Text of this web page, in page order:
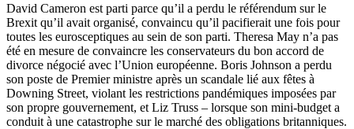
David Cameron est parti parce qu’il a perdu le référendum sur le
Brexit qu’il avait organisé, convaincu qu’il pacifierait une fois pour
toutes les eurosceptiques au sein de son parti. Theresa May n’a pas
été en mesure de convaincre les conservateurs du bon accord de
divorce négocié avec l’Union européenne. Boris Johnson a perdu
son poste de Premier ministre après un scandale lié aux fêtes à
Downing Street, violant les restrictions pandémiques imposées par
son propre gouvernement, et Liz Truss – lorsque son mini-budget a
conduit à une catastrophe sur le marché des obligations britanniques.